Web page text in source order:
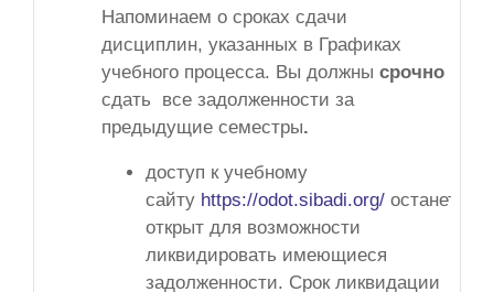
Напоминаем о сроках сдачи
дисциплин, указанных в Графиках
учебного процесса. Вы должны срочно
сдать все задолженности за
предыдущие семестры.
доступ к учебному
сайту https://odot.sibadi.org/ останется
открыт для возможности
ликвидировать имеющиеся
задолженности. Срок ликвидации